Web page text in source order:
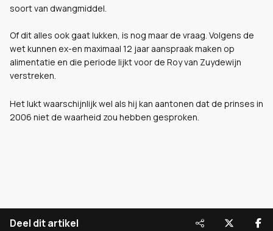
soort van dwangmiddel.
Of dit alles ook gaat lukken, is nog maar de vraag. Volgens de
wet kunnen ex-en maximaal 12 jaar aanspraak maken op
alimentatie en die periode lijkt voor de Roy van Zuydewijn
verstreken.
Het lukt waarschijnlijk wel als hij kan aantonen dat de prinses in
2006 niet de waarheid zou hebben gesproken.
Deel dit artikel